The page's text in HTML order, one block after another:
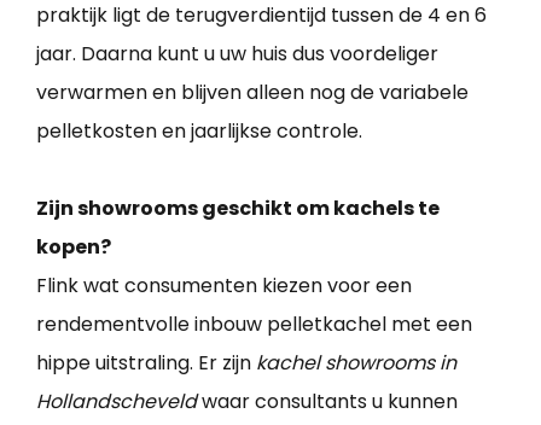
praktijk ligt de terugverdientijd tussen de 4 en 6
jaar. Daarna kunt u uw huis dus voordeliger
verwarmen en blijven alleen nog de variabele
pelletkosten en jaarlijkse controle.
Zijn showrooms geschikt om kachels te
kopen?
Flink wat consumenten kiezen voor een
rendementvolle inbouw pelletkachel met een
hippe uitstraling. Er zijn kachel showrooms in
Hollandscheveldwaar consultants u kunnen